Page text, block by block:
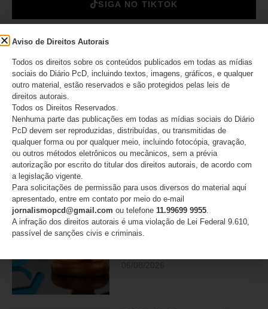
SIGA NO TIKTOK
Lei Maria da Penha completa
mulheres com deficiência
07/08/2026
Movimento PcD e Raros e
mais de 50 entidades
brasileiras pedem retratação
do Estadão
Aviso de Direitos Autorais
Todos os direitos sobre os conteúdos publicados em todas as mídias
sociais do Diário PcD, incluindo textos, imagens, gráficos, e qualquer
outro material, estão reservados e são protegidos pelas leis de
direitos autorais.
Todos os Direitos Reservados.
Nenhuma parte das publicações em todas as mídias sociais do Diário
PcD devem ser reproduzidas, distribuídas, ou transmitidas de
qualquer forma ou por qualquer meio, incluindo fotocópia, gravação,
ou outros métodos eletrônicos ou mecânicos, sem a prévia
autorização por escrito do titular dos direitos autorais, de acordo com
a legislação vigente.
Para solicitações de permissão para usos diversos do material aqui
apresentado, entre em contato por meio do e-mail
jornalismopcd@gmail.com ou telefone 11.99699 9955
A infração dos direitos autorais é uma violação de Lei Federal 9.610,
passível de sanções civis e criminais.